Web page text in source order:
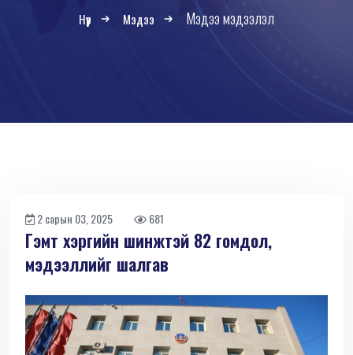
Нүүр Мэдээ Мэдээ мэдээлэл
2 сарын 03, 2025 681
Гэмт хэргийн шинжтэй 82 гомдол,
мэдээллийг шалгав